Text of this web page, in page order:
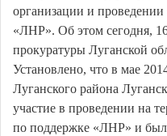
организации и
«ЛНР». Об этом сегодня,
прокуратуры Луганской
Установлено, что в мае
Луганского района
участие в проведении на
по поддержке «ЛНР» и